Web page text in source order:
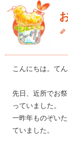
こんにちは。て
先日、近所でお
っていました。
一昨年ものぞい
ていました。